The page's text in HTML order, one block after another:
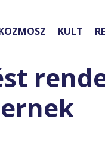
KULT